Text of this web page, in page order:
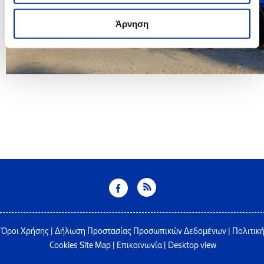
Άρνηση
Όροι Χρήσης Δήλωση Προστασίας Προσωπικών Δεδομένων
Πολιτική
Cookies Site Map| Επικοινωνία| Desktop view